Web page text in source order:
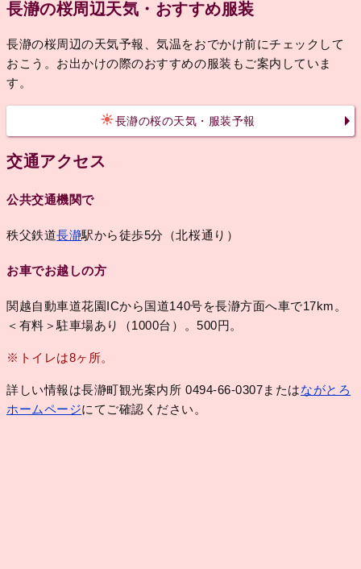
長瀞の桜周辺天気・おすすめ服装
長瀞の桜周辺の天気予報、気温をおでかけ前にチェックして
おこう。お出かけの際のおすすめの服装もご案内していま
す。
長瀞の桜の天気・服装予報
交通アクセス
公共交通機関で
秩父鉄道長瀞駅から徒歩5分（北桜通り）
お車でお越しの方
関越自動車道花園ICから国道140号を長瀞方面へ車で17km。
＜有料＞駐車場あり（1000台）。500円。
※トイレは8ヶ所。
詳しい情報は長瀞町観光案内所 0494-66-0307またはながとろ
ホームページにてご確認ください。